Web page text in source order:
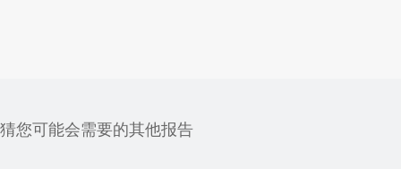
猜您可能会需要的其他报告